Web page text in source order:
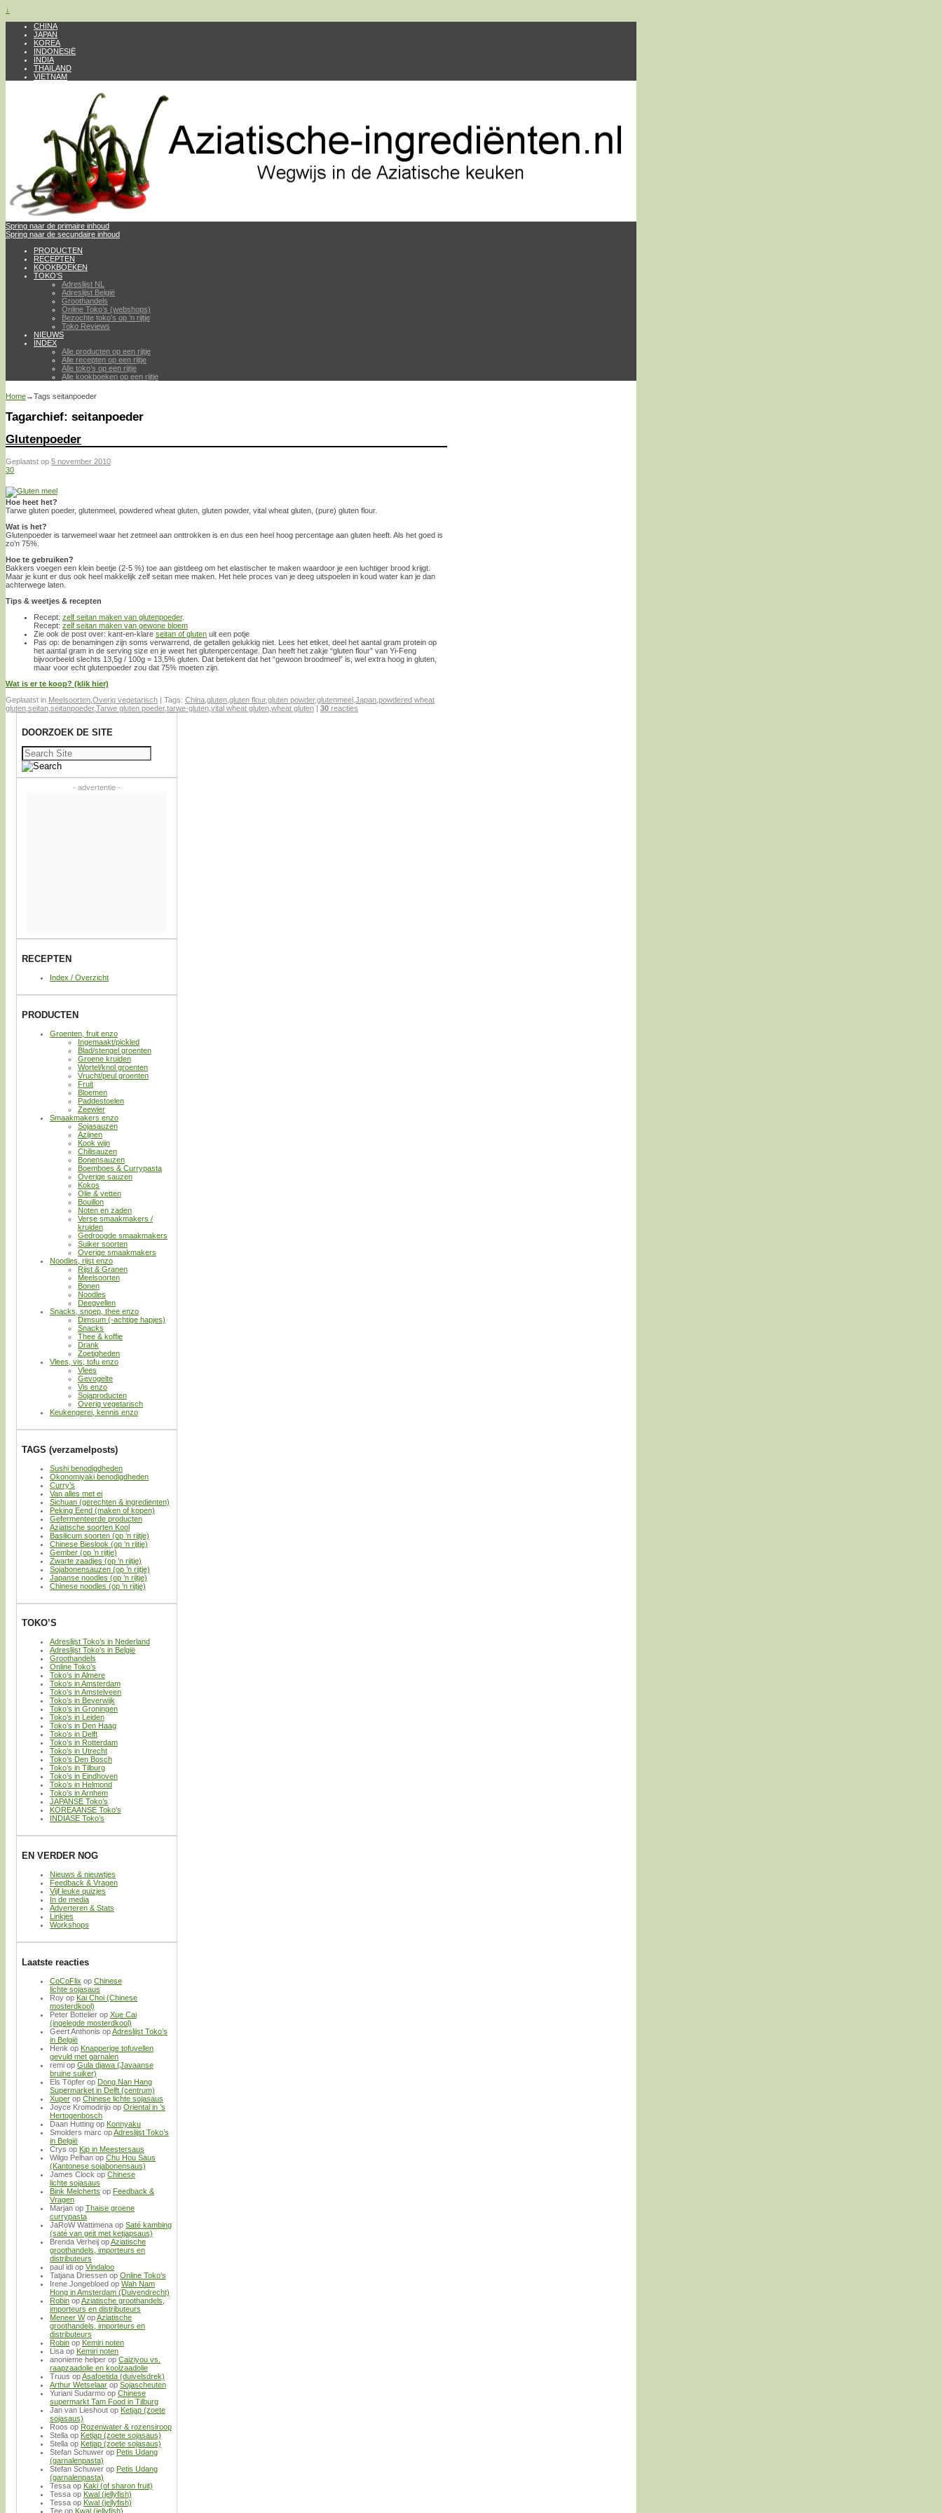
↓
CHINA
JAPAN
KOREA
INDONESIË
INDIA
THAILAND
VIETNAM
Spring naar de primaire inhoud
Spring naar de secundaire inhoud
PRODUCTEN
RECEPTEN
KOOKBOEKEN
TOKO’S
Adreslijst NL
Adreslijst België
Groothandels
Online Toko’s (webshops)
Bezochte toko’s op ’n rijtje
Toko Reviews
NIEUWS
INDEX
Alle producten op een rijtje
Alle recepten op een rijtje
Alle toko’s op een rijtje
Alle kookboeken op een rijtje
Home→Tags seitanpoeder
Tagarchief: seitanpoeder
Glutenpoeder
Geplaatst op 5 november 2010
30
Hoe heet het?
Tarwe gluten poeder, glutenmeel, powdered wheat gluten, gluten powder, vital wheat gluten, (pure) gluten flour.
Wat is het?
Glutenpoeder is tarwemeel waar het zetmeel aan onttrokken is en dus een heel hoog percentage aan gluten heeft. Als het goed is
zo’n 75%.
Hoe te gebruiken?
Bakkers voegen een klein beetje (2-5 %) toe aan gistdeeg om het elastischer te maken waardoor je een luchtiger brood krijgt.
Maar je kunt er dus ook heel makkelijk zelf seitan mee maken. Het hele proces van je deeg uitspoelen in koud water kan je dan
achterwege laten.
Tips & weetjes & recepten
Recept: zelf seitan maken van glutenpoeder.
Recept: zelf seitan maken van gewone bloem
Zie ook de post over: kant-en-klare seitan of gluten uit een potje
Pas op: de benamingen zijn soms verwarrend, de getallen gelukkig niet. Lees het etiket, deel het aantal gram protein op
het aantal gram in de serving size en je weet het glutenpercentage. Dan heeft het zakje “gluten flour” van Yi-Feng
bijvoorbeeld slechts 13,5g / 100g = 13,5% gluten. Dat betekent dat het “gewoon broodmeel” is, wel extra hoog in gluten,
maar voor echt glutenpoeder zou dat 75% moeten zijn.
Wat is er te koop? (klik hier)
Geplaatst in Meelsoorten Overig vegetarisch | Tags: China gluten gluten flour,gluten powder,glutenmeel Japan powdered wheat
gluten seitan seitanpoeder,Tarwe gluten poeder,tarwe-gluten vital wheat gluten wheat gluten | 30 reacties
DOORZOEK DE SITE
Zoeken
naar:
- advertentie -
RECEPTEN
Index / Overzicht
PRODUCTEN
Groenten, fruit enzo
Ingemaakt/pickled
Blad/stengel groenten
Groene kruiden
Wortel/knol groenten
Vrucht/peul groenten
Fruit
Bloemen
Paddestoelen
Zeewier
Smaakmakers enzo
Sojasauzen
Azijnen
Kook wijn
Chilisauzen
Bonensauzen
Boemboes & Currypasta
Overige sauzen
Kokos
Olie & vetten
Bouillon
Noten en zaden
Verse smaakmakers /
kruiden
Gedroogde smaakmakers
Suiker soorten
Overige smaakmakers
Noodles, rijst enzo
Rijst & Granen
Meelsoorten
Bonen
Noodles
Deegvellen
Snacks, snoep, thee enzo
Dimsum (-achtige hapjes)
Snacks
Thee & koffie
Drank
Zoetigheden
Vlees, vis, tofu enzo
Vlees
Gevogelte
Vis enzo
Sojaproducten
Overig vegetarisch
Keukengerei, kennis enzo
TAGS (verzamelposts)
Sushi benodigdheden
Okonomiyaki benodigdheden
Curry’s
Van alles met ei
Sichuan (gerechten & ingredienten)
Peking Eend (maken of kopen)
Gefermenteerde producten
Aziatische soorten Kool
Basilicum soorten (op ’n rijtje)
Chinese Bieslook (op ’n rijtje)
Gember (op ’n rijtje)
Zwarte zaadjes (op ’n rijtje)
Sojabonensauzen (op ’n rijtje)
Japanse noodles (op ’n rijtje)
Chinese noodles (op ’n rijtje)
TOKO’S
Adreslijst Toko’s in Nederland
Adreslijst Toko’s in België
Groothandels
Online Toko’s
Toko’s in Almere
Toko’s in Amsterdam
Toko’s in Amstelveen
Toko’s in Beverwijk
Toko’s in Groningen
Toko’s in Leiden
Toko’s in Den Haag
Toko’s in Delft
Toko’s in Rotterdam
Toko’s in Utrecht
Toko’s Den Bosch
Toko’s in Tilburg
Toko’s in Eindhoven
Toko’s in Helmond
Toko’s in Arnhem
JAPANSE Toko’s
KOREAANSE Toko’s
INDIASE Toko’s
EN VERDER NOG
Nieuws & nieuwtjes
Feedback & Vragen
Vijf leuke quizjes
In de media
Adverteren & Stats
Linkjes
Workshops
Laatste reacties
CoCoFlix op Chinese
lichte sojasaus
Roy op Kai Choi (Chinese
mosterdkool)
Peter Bottelier op Xue Cai
(ingelegde mosterdkool)
Geert Anthonis opAdreslijst Toko’s
in België
Henk op Knapperige tofuvellen
gevuld met garnalen
remi op Gula djawa (Javaanse
bruine suiker)
Els Töpfer op Dong Nan Hang
Supermarket in Delft (centrum)
Xuper op Chinese lichte sojasaus
Joyce Kromodirijo op Oriental in ’s
Hertogenbosch
Daan Hutting op Konnyaku
Smolders marc opAdreslijst Toko’s
in België
Crys op Kip in Meestersaus
Wilgo Pelhan op Chu Hou Saus
(Kantonese sojabonensaus)
James Clock op Chinese
lichte sojasaus
Bink Melcherts op Feedback &
Vragen
Marjan op Thaise groene
currypasta
JaRoW Wattimena op Saté kambing
(saté van geit met ketjapsaus)
Brenda Verheij opAziatische
groothandels, importeurs en
distributeurs
paul idi op Vindaloo
Tatjana Driessen op Online Toko’s
Irene Jongebloed op Wah Nam
Hong in Amsterdam (Duivendrecht)
Robin opAziatische groothandels,
importeurs en distributeurs
Meneer WopAziatische
groothandels, importeurs en
distributeurs
Robin op Kemiri noten
Lisa op Kemiri noten
anonieme helper op Caiziyou vs.
raapzaadolie en koolzaadolie
Truus opAsafoetida (duivelsdrek)
Arthur Wetselaar op Sojascheuten
Yuriani Sudarmo op Chinese
supermarkt Tam Food in Tilburg
Jan van Lieshout op Ketjap (zoete
sojasaus)
Roos op Rozenwater & rozensiroop
Stella op Ketjap (zoete sojasaus)
Stella op Ketjap (zoete sojasaus)
Stefan Schuwer op Petis Udang
(garnalenpasta)
Stefan Schuwer op Petis Udang
(garnalenpasta)
Tessa op Kaki (of sharon fruit)
Tessa op Kwal (jellyfish)
Tessa op Kwal (jellyfish)
Tee op Kwal (jellyfish)